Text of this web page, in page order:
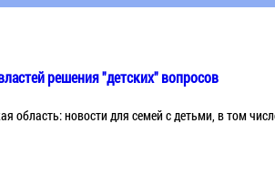
решения "детских" вопросов
область: новости для семей с детьми, в том